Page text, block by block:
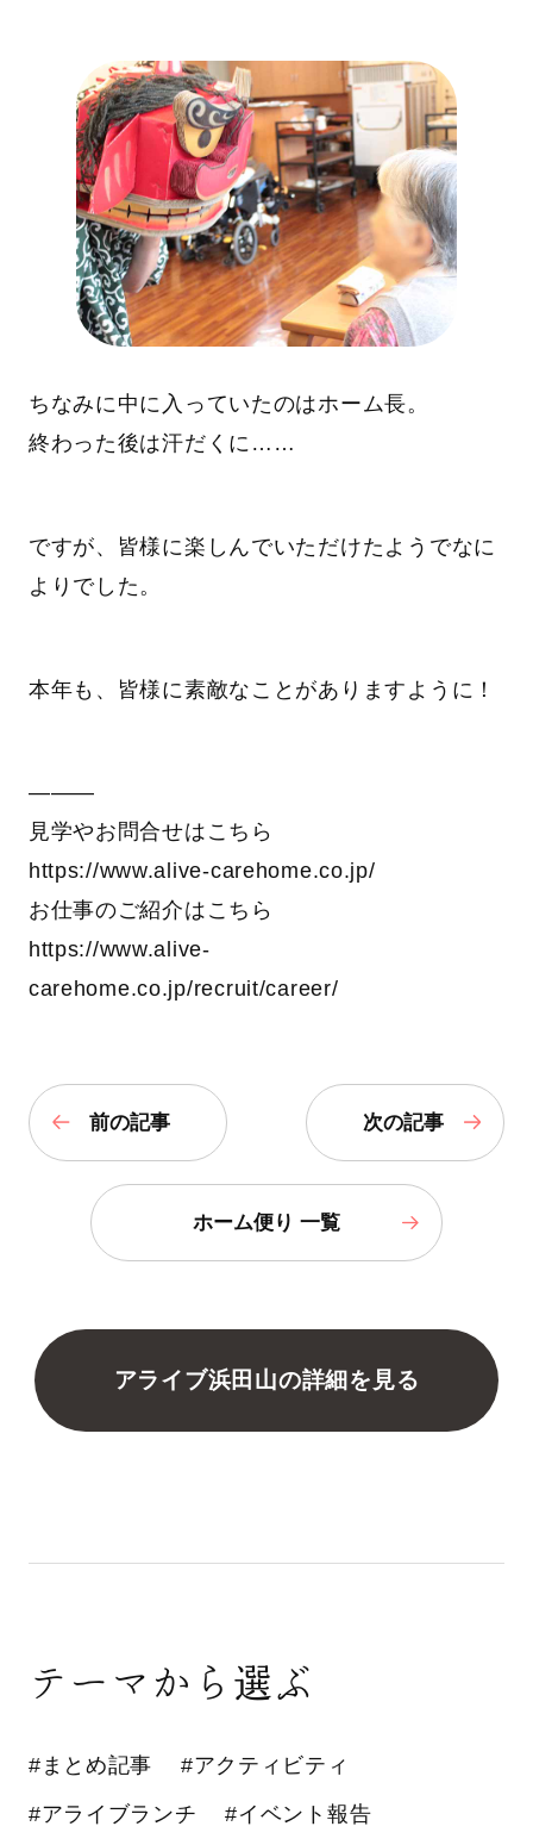
ちなみに中に入っていたのはホーム長。
終わった後は汗だくに……
ですが、皆様に楽しんでいただけたようでなに
よりでした。
本年も、皆様に素敵なことがありますように！
―――
見学やお問合せはこちら
https://www.alive-carehome.co.jp/
お仕事のご紹介はこちら
https://www.alive-
carehome.co.jp/recruit/career/
前の記事 次の記事
ホーム便り 一覧
アライブ浜田山の詳細を見る
テーマから選ぶ
#まとめ記事 #アクティビティ
#アライブランチ #イベント報告